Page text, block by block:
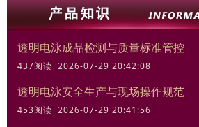
透明电泳成品检测与质量标准管控
437阅读 2026-07-29 20:42:08
透明电泳安全生产与现场操作规范
453阅读 2026-07-29 20:41:56